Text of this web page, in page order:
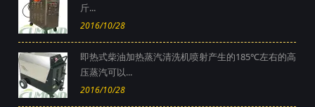
斤...
2016/10/28
即热式柴油加热蒸汽清洗机喷射产生的185℃左右的高
压蒸汽可以...
2016/10/28